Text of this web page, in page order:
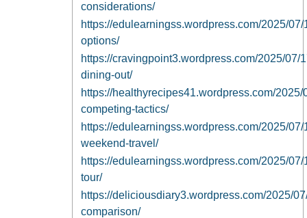
considerations/
https://edulearningss.wordpress.com/2025/
options/
https://cravingpoint3.wordpress.com/2025/
dining-out/
https://healthyrecipes41.wordpress.com/
competing-tactics/
https://edulearningss.wordpress.com/2025/
weekend-travel/
https://edulearningss.wordpress.com/2025/
tour/
https://deliciousdiary3.wordpress.com/2025/
comparison/